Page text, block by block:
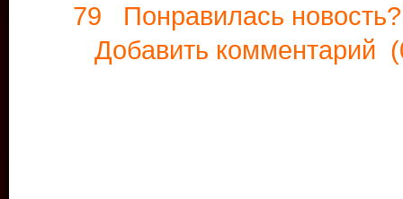
79 Понравилась
Добавить комментарий